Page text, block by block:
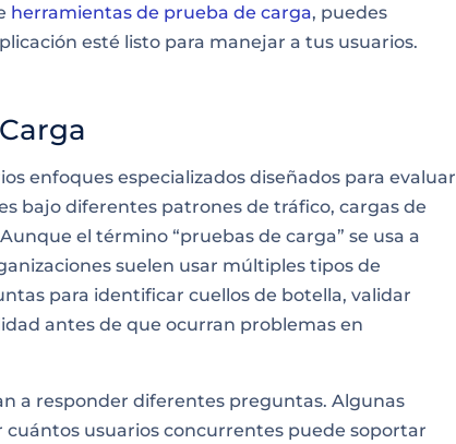
herramientas de prueba de carga, puedes
esté listo para manejar a tus usuarios.
enfoques especializados diseñados para evaluar
bajo diferentes patrones de tráfico, cargas de
el término “pruebas de carga” se usa a
suelen usar múltiples tipos de
para identificar cuellos de botella, validar
antes de que ocurran problemas en
a responder diferentes preguntas. Algunas
usuarios concurrentes puede soportar